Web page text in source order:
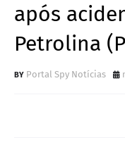
após
Petrolina
Portal Spy Notícias